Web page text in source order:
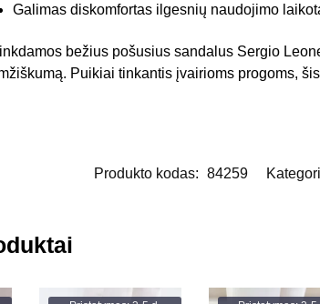
Galimas diskomfortas ilgesnių naudojimo
bežius pošusius sandalus Sergio
Puikiai tinkantis įvairioms progoms,
Produkto kodas: 84259